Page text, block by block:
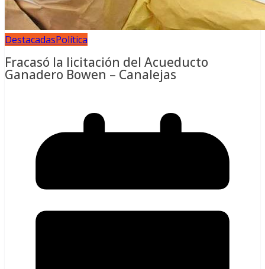
DestacadasPolítica
Fracasó la licitación del Acueducto
Ganadero Bowen – Canalejas